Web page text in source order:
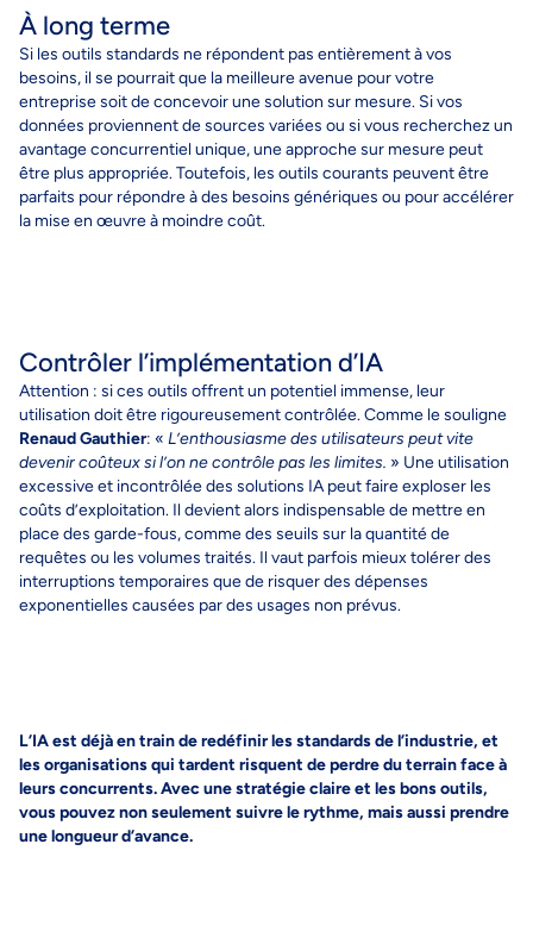
À long terme
Si les outils standards ne répondent pas entièrement à vos
besoins, il se pourrait que la meilleure avenue pour votre
entreprise soit de concevoir une solution sur mesure. Sivos
données proviennent de sources variées ou si vous recherchez un
avantage concurrentiel unique, une approche sur mesure peut
être plus appropriée. Toutefois, les outils courants peuvent être
parfaits pour répondre àdes besoins génériques ou pour accélérer
la mise en œuvreà moindre coût.
Contrôler l’implémentation d’IA
Attention : si ces outils offrent un potentiel immense, leur
utilisation doit être rigoureusement contrôlée. Comme le souligne
RenaudGauthier: « L’enthousiasme des utilisateurs peut vite
devenir coûteux si l’on ne contrôle pas les limites. » Une utilisation
excessive et incontrôlée des solutions IA peut faire exploser les
coûts d’exploitation. Il devient alors indispensable de mettre en
place des garde-fous, comme des seuils sur la quantité de
requêtes ou les volumes traités. Il vaut parfois mieux tolérer des
interruptions temporaires que de risquer des dépenses
exponentielles causées par des usages non prévus.
L’IA est déjà en train de redéfinir les standards de l’industrie, et
les organisations qui tardent risquent de perdre du terrain face à
leurs concurrents. Avec une stratégie claire et les bons outils,
vous pouvez non seulement suivre le rythme, mais aussi prendre
une longueur d’avance.